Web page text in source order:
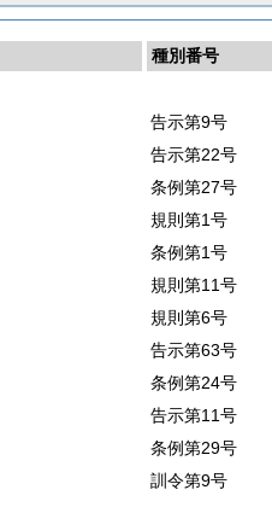
種別番号
告示第9号
告示第22号
条例第27号
規則第1号
条例第1号
規則第11号
規則第6号
告示第63号
条例第24号
告示第11号
条例第29号
訓令第9号